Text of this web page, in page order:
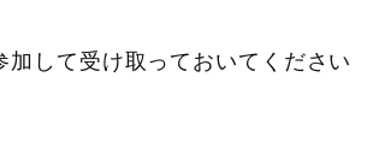
加して受け取っておいてください